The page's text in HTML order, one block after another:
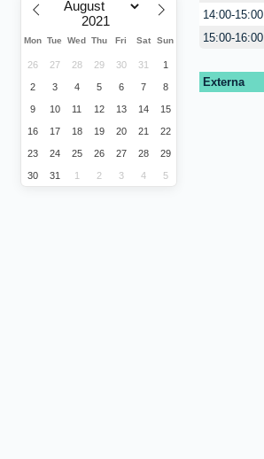
Mon Tue Wed Thu Fri Sat Sun
26 27 28 29 30 31 1
2 3 4 5 6 7 8
9 10 11 12 13 14 15
16 17 18 19 20 21 22
23 24 25 26 27 28 29
30 31 1 2 3 4 5
14:00-15:00
15:00-16:00
Externa